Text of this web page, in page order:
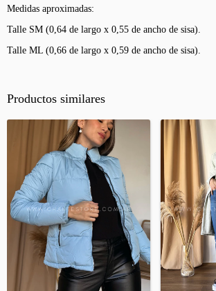
Medidas aproximadas:
Talle SM (0,64 de largo x 0,55 de ancho de sisa).
Talle ML (0,66 de largo x 0,59 de ancho de sisa).
Productos similares